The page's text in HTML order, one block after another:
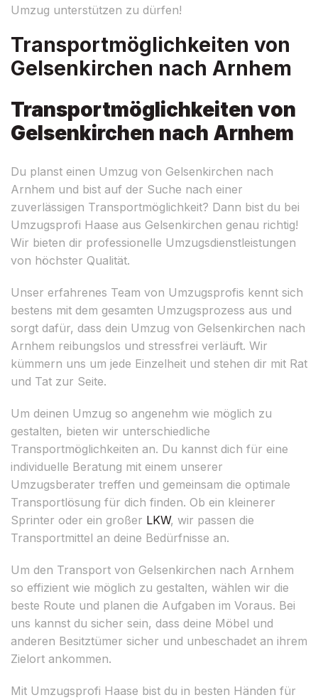
Umzug unterstützen zu dürfen!
Transportmöglichkeiten von
Gelsenkirchen nach Arnhem
Transportmöglichkeiten von
Gelsenkirchen nach Arnhem
Du planst einen Umzug von Gelsenkirchen nach
Arnhem und bist auf der Suche nach einer
zuverlässigen Transportmöglichkeit? Dann bist du bei
Umzugsprofi Haase aus Gelsenkirchen genau richtig!
Wir bieten dir professionelle Umzugsdienstleistungen
von höchster Qualität.
Unser erfahrenes Team von Umzugsprofis kennt sich
bestens mit dem gesamten Umzugsprozess aus und
sorgt dafür, dass dein Umzug von Gelsenkirchen nach
Arnhem reibungslos und stressfrei verläuft. Wir
kümmern uns um jede Einzelheit und stehen dir mit Rat
und Tat zur Seite.
Um deinen Umzug so angenehm wie möglich zu
gestalten, bieten wir unterschiedliche
Transportmöglichkeiten an. Du kannst dich für eine
individuelle Beratung mit einem unserer
Umzugsberater treffen und gemeinsam die optimale
Transportlösung für dich finden. Ob ein kleinerer
Sprinter oder ein großer LKW, wir passen die
Transportmittel an deine Bedürfnisse an.
Um den Transport von Gelsenkirchen nach Arnhem
so effizient wie möglich zu gestalten, wählen wir die
beste Route und planen die Aufgaben im Voraus. Bei
uns kannst du sicher sein, dass deine Möbel und
anderen Besitztümer sicher und unbeschadet an ihrem
Zielort ankommen.
Mit Umzugsprofi Haase bist du in besten Händen für